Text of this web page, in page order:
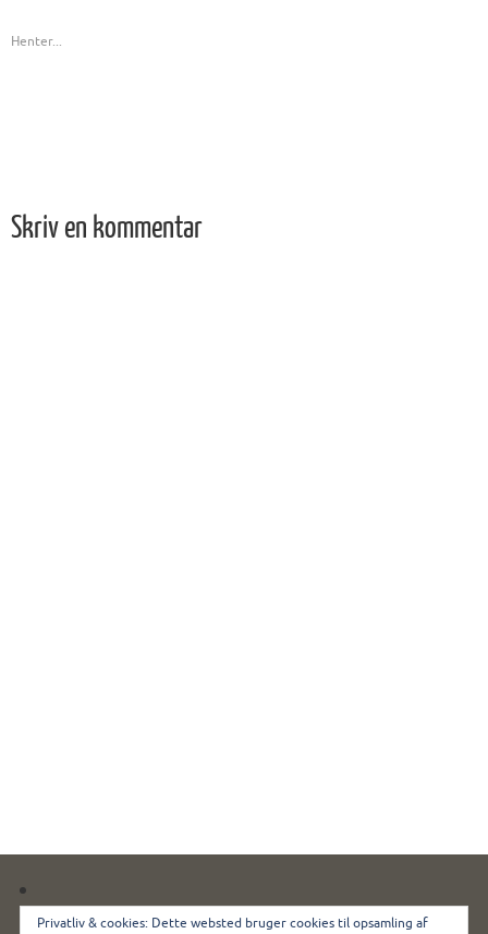
Henter...
Skriv en kommentar
Kennel Miki Nanoq ◊ Ømarksvej 44 ◊ 4100 Ringsted
Privatliv & cookies: Dette websted bruger cookies til opsamling af